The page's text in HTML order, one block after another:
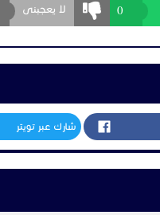
0 لا يعجبنى
شارك عبر تويتر